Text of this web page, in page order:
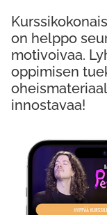
on helppo
motivoivaa.
oppimisen
innostavaa!